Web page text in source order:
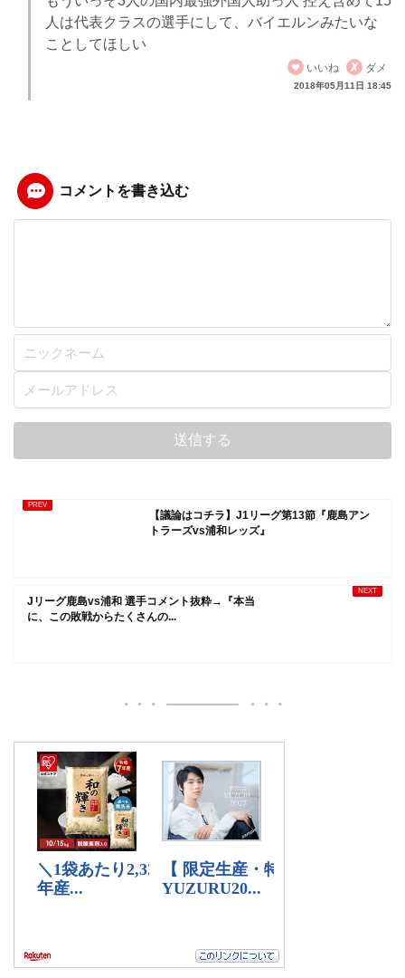
人は代表クラスの選手にして、バイエルンみたいな
ことしてほしい
いいね
ダメ
2018年05月11日 18:45
コメントを書き込む
【議論はコチラ】J1リーグ第13節『鹿島アン
トラーズvs浦和レッズ』
Jリーグ鹿島vs浦和 選手コメント抜粋→『本当
に、この敗戦からたくさんの...